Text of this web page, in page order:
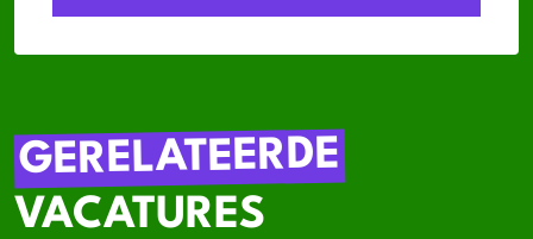
GERELATEERDE
VACATURES